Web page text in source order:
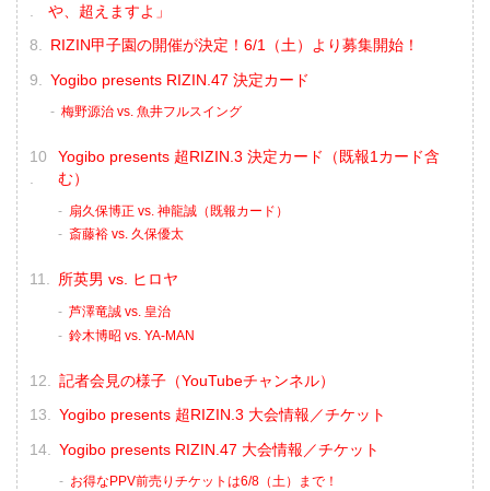
や、超えますよ」
RIZIN甲子園の開催が決定！6/1（土）より募集開始！
Yogibo presents RIZIN.47 決定カード
梅野源治 vs. 魚井フルスイング
Yogibo presents 超RIZIN.3 決定カード（既報1カード含
む）
扇久保博正 vs. 神龍誠（既報カード）
斎藤裕 vs. 久保優太
所英男 vs. ヒロヤ
芦澤竜誠 vs. 皇治
鈴木博昭 vs. YA-MAN
記者会見の様子（YouTubeチャンネル）
Yogibo presents 超RIZIN.3 大会情報／チケット
Yogibo presents RIZIN.47 大会情報／チケット
お得なPPV前売りチケットは6/8（土）まで！